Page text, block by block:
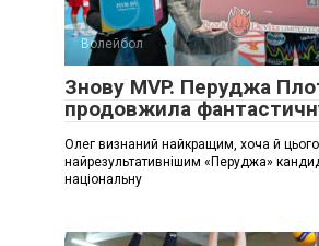
Волейбол
Знову MVP. Перуджа
продовжила
Олег визнаний найкращим, хоча й цього
найрезультативнішим «Перуджа»
національну